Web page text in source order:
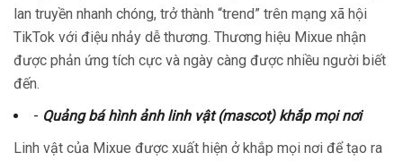
lan truyền nhanh chóng, trở thành “trend” trên mạng xã hội
TikTok với điệu nhảy dễ thương. Thương hiệu Mixue nhận
được phản ứng tích cực và ngày càng được nhiều người biết
đến.
- Quảng bá hình ảnh linh vật (mascot) khắp mọi nơi
Linh vật của Mixue được xuất hiện ở khắp mọi nơi để tạo ra